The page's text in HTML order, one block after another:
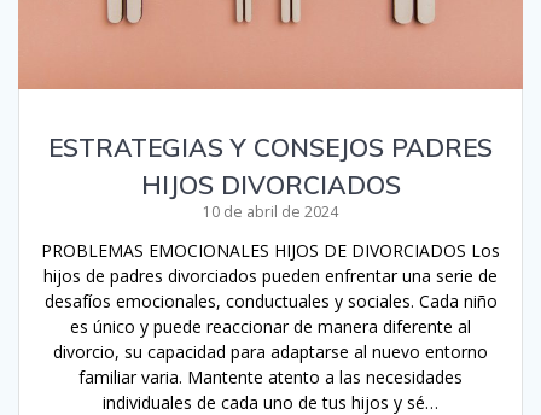
ESTRATEGIAS Y CONSEJOS PADRES
HIJOS DIVORCIADOS
10 de abril de 2024
PROBLEMAS EMOCIONALES HIJOS DE DIVORCIADOS Los
hijos de padres divorciados pueden enfrentar una serie de
desafíos emocionales, conductuales y sociales. Cada niño
es único y puede reaccionar de manera diferente al
divorcio, su capacidad para adaptarse al nuevo entorno
familiar varia. Mantente atento a las necesidades
individuales de cada uno de tus hijos y sé…